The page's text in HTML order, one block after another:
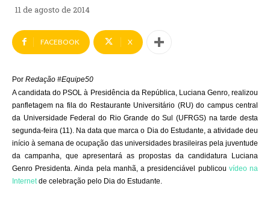
11 de agosto de 2014
FACEBOOK X
Por Redação #Equipe50
A candidata do PSOL à Presidência da República, Luciana Genro, realizou
panfletagem na fila do Restaurante Universitário (RU) do campus central
da Universidade Federal do Rio Grande do Sul (UFRGS) na tarde desta
segunda-feira (11). Na data que marca o Dia do Estudante, a atividade deu
início à semana de ocupação das universidades brasileiras pela juventude
da campanha, que apresentará as propostas da candidatura Luciana
Genro Presidenta. Ainda pela manhã, a presidenciável publicou vídeo na
Internetde celebração pelo Dia do Estudante.